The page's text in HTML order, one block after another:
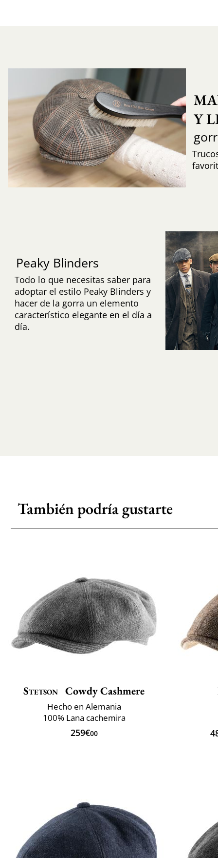
Y
Peaky Blinders
Todo lo que necesitas saber para
adoptar el estilo Peaky Blinders y
hacer de la gorra un elemento
característico elegante en el día a
día.
También podría gustarte
Stetson Cowdy Cashmere
Hecho en Alemania
100% Lana cachemira
259€00